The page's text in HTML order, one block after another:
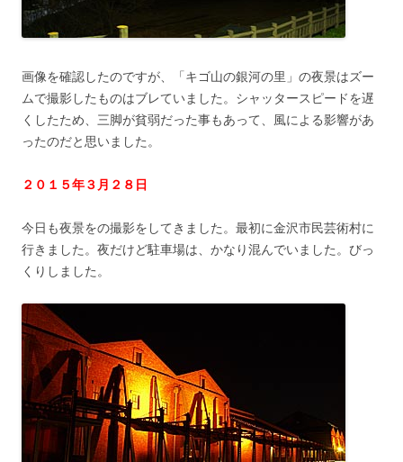
画像を確認したのですが、「キゴ山の銀河の里」の夜景はズー
ムで撮影したものはブレていました。シャッタースピードを遅
くしたため、三脚が貧弱だった事もあって、風による影響があ
ったのだと思いました。
２０１５年３月２８日
今日も夜景をの撮影をしてきました。最初に金沢市民芸術村に
行きました。夜だけど駐車場は、かなり混んでいました。びっ
くりしました。